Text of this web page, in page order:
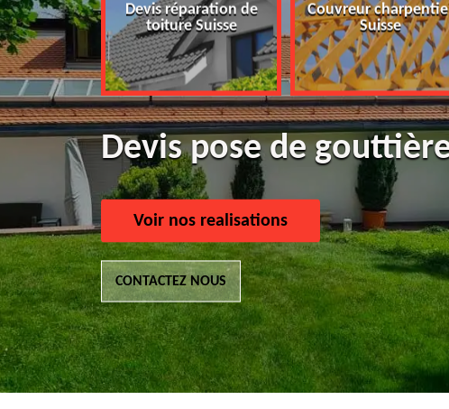
Devis réparation de
toiture Suisse
Couvreur
Suisse
Devis pose de
Voir nos realisations
CONTACTEZ NOUS